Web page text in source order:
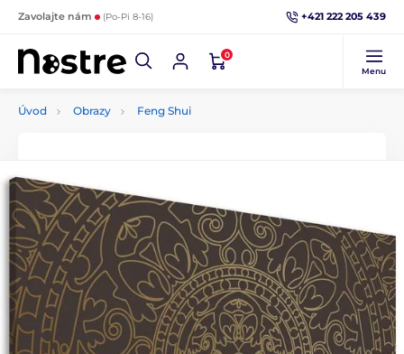
Zavolajte nám (Po-Pi 8-16) +421 222 205 439
0
Menu
Úvod Obrazy Feng Shui